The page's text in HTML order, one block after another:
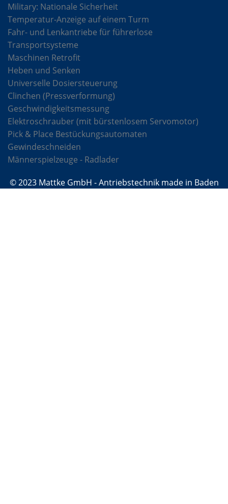
Military: Nationale Sicherheit
Temperatur-Anzeige auf einem Turm
Fahr- und Lenkantriebe für führerlose
Transportsysteme
Maschinen Retrofit
Heben und Senken
Universelle Dosiersteuerung
Clinchen (Pressverformung)
Geschwindigkeitsmessung
Elektroschrauber (mit bürstenlosem Servomotor)
Pick & Place Bestückungsautomaten
Gewindeschneiden
Männerspielzeuge - Radlader
© 2023 Mattke GmbH - Antriebstechnik made in Baden